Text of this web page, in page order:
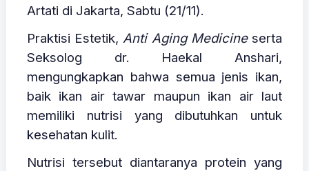
Artati di Jakarta, Sabtu (21/11).
Praktisi Estetik,Anti Aging Medicineserta
Seksolog dr. Haekal Anshari,
mengungkapkan bahwa semua jenis ikan,
baik ikan air tawar maupun ikan air laut
memiliki nutrisi yang dibutuhkan untuk
kesehatan kulit.
Nutrisi tersebut diantaranya protein yang